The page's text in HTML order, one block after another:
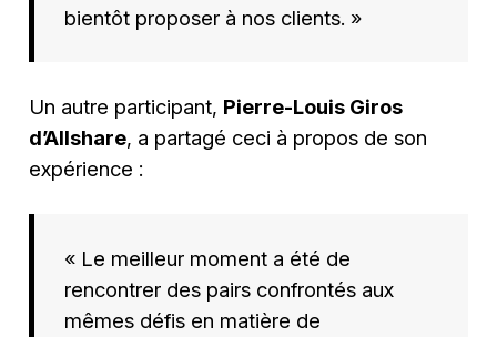
bientôt proposer à nos clients. »
Un autre participant, Pierre-Louis Giros
d’Allshare, a partagé ceci à propos de son
expérience :
« Le meilleur moment a été de
rencontrer des pairs confrontés aux
mêmes défis en matière de